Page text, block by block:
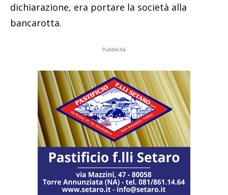
dichiarazione, era portare la società alla
bancarotta.
Pubblicità